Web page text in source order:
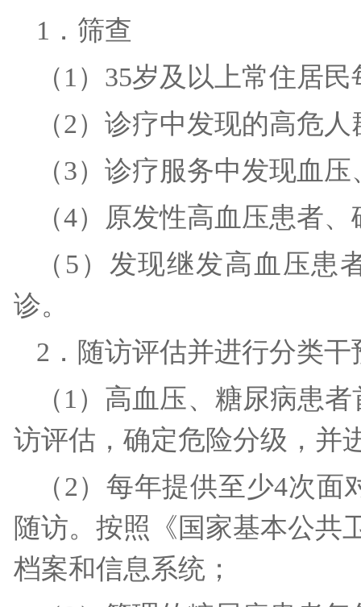
1．筛查
（1）35岁及以上常住居
（2）诊疗中发现的高危
（3）诊疗服务中发现血
（4）原发性高血压患者
（5）发现继发高血压
诊。
2．随访评估并进行分类
（1）高血压、糖尿病患
访评估，确定危险分级，
（2）每年提供至少4次
随访。按照《国家基本公共
档案和信息系统；